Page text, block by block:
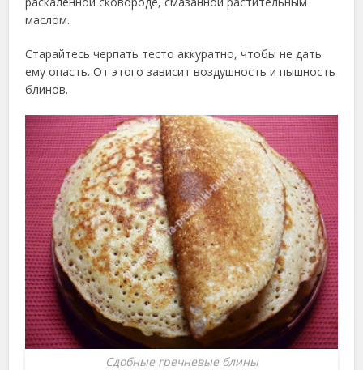
маслом.
Старайтесь черпать тесто аккуратно, чтобы не дать
ему опасть. От этого зависит воздушность и пышность
блинов.
Сдобные гречневые блины